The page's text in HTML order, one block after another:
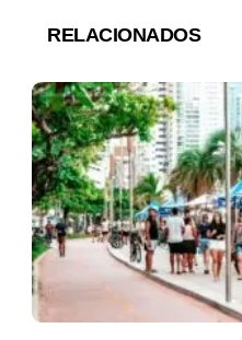
RELACIONADOS